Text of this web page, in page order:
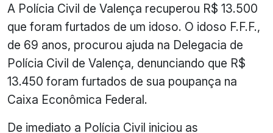
A Polícia Civil de Valença recuperou R$ 13.500
que foram furtados de um idoso. O idoso F.F.F.,
de 69 anos, procurou ajuda na Delegacia de
Polícia Civil de Valença, denunciando que R$
13.450 foram furtados de sua poupança na
Caixa Econômica Federal.
De imediato a Polícia Civil iniciou as